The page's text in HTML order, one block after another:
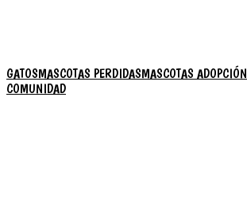
GATOSMASCOTAS PERDIDASMASCOTAS ADOPCIÓN
COMUNIDAD